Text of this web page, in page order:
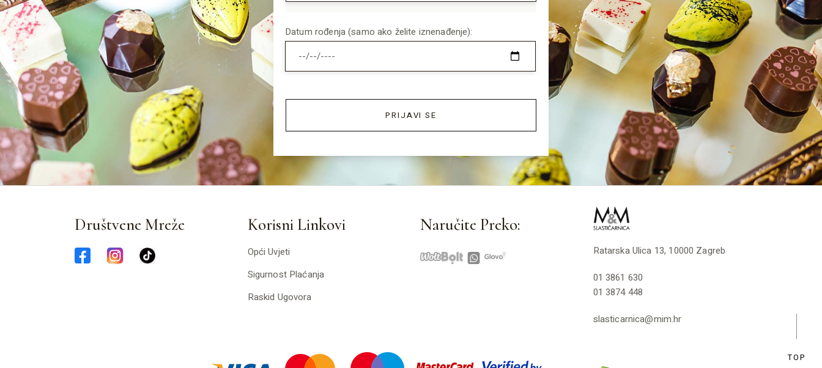
Datum rođenja (samo ako želite iznenađenje):
PRIJAVI SE
Društvene Mreže Korisni Linkovi
Opći Uvjeti
Sigurnost Plaćanja
Raskid Ugovora
Naručite Preko:
Ratarska Ulica 13, 10000 Zagreb
01 3861 630
01 3874 448
slasticarnica@mim.hr
TOP